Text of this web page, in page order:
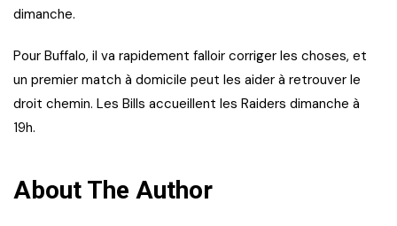
dimanche.
Pour Buffalo, il va rapidement falloir corriger les choses, et
un premier match à domicile peut les aider à retrouver le
droit chemin. Les Bills accueillent les Raiders dimanche à
19h.
About The Author